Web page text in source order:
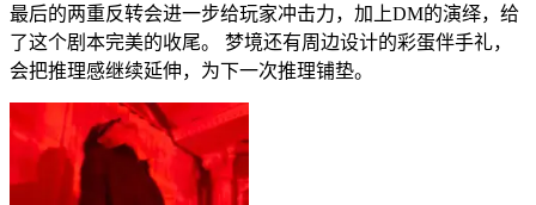
最后的两重反转会进一步给玩家冲击力，加上DM的演绎，给
了这个剧本完美的收尾。 梦境还有周边设计的彩蛋伴手礼，
会把推理感继续延伸，为下一次推理铺垫。